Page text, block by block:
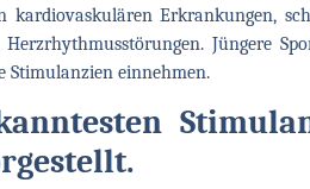
kardiovaskulären Erkrankungen,
Jüngere
Stimulanzien einnehmen.